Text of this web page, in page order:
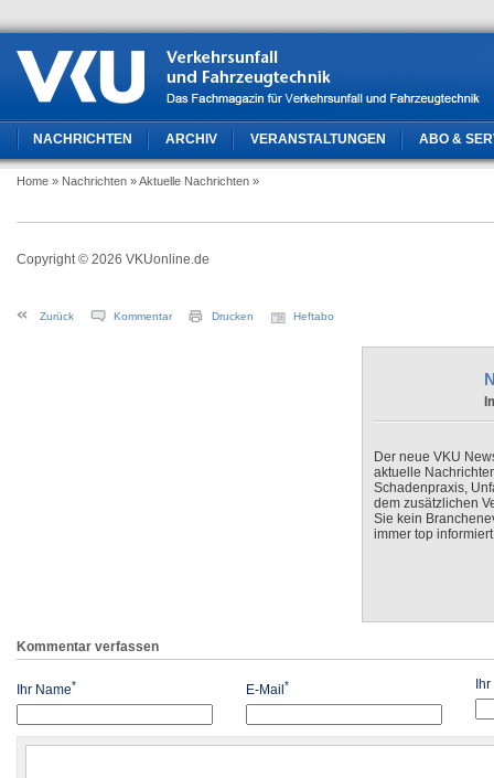
NACHRICHTEN ARCHIV VERANSTALTUNGEN ABO &
Home » Nachrichten » Aktuelle Nachrichten »
Copyright © 2026 VKUonline.de
Zurück Kommentar Drucken Heftabo
Der neue VKU
aktuelle
Schadenpraxis,
dem zusätzlichen
Sie kein
immer top
Kommentar verfassen
Ihr Name* E-Mail *